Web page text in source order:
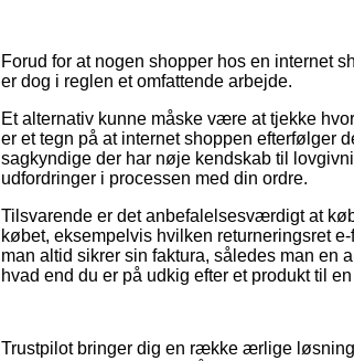
Forud for at nogen shopper hos en internet
er dog i reglen et omfattende arbejde.
Et alternativ kunne måske være at tjekke
er et tegn på at internet shoppen efterfølger
sagkyndige der har nøje kendskab til
udfordringer i processen med din ordre.
Tilsvarende er det anbefalelsesværdigt at
købet, eksempelvis hvilken returneringsret
man altid sikrer sin faktura, således man en
hvad end du er på udkig efter et produkt til
Trustpilot bringer dig en række ærlige